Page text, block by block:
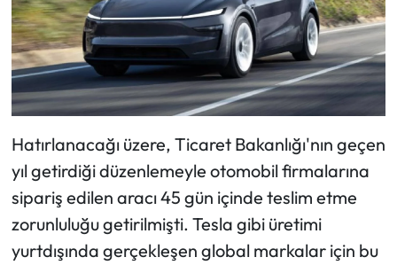
Hatırlanacağı üzere, Ticaret Bakanlığı'nın geçen
yıl getirdiği düzenlemeyle otomobil firmalarına
sipariş edilen aracı 45 gün içinde teslim etme
zorunluluğu getirilmişti. Tesla gibi üretimi
yurtdışında gerçekleşen global markalar için bu